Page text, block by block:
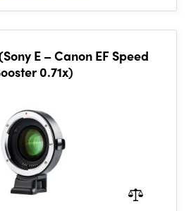
E – Canon EF Speed
0.71x)